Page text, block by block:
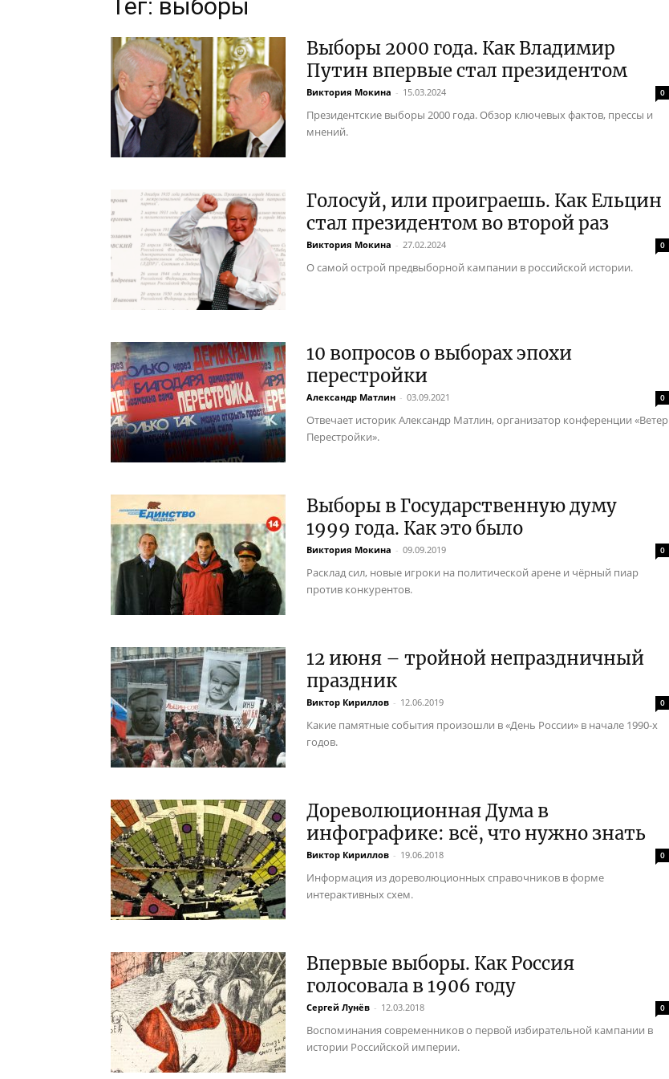
Тег: выборы
Выборы 2000 года. Как Владимир
Путин впервые стал президентом
Виктория Мокина - 15.03.2024 0
Президентские выборы 2000 года. Обзор ключевых фактов, прессы и
мнений.
Голосуй, или проиграешь. Как Ельцин
стал президентом во второй раз
Виктория Мокина - 27.02.2024 0
О самой острой предвыборной кампании в российской истории.
10 вопросов о выборах эпохи
перестройки
Александр Матлин - 03.09.2021 0
Отвечает историк Александр Матлин, организатор конференции «Ветер
Перестройки».
Выборы в Государственную думу
1999 года. Как это было
Виктория Мокина - 09.09.2019 0
Расклад сил, новые игроки на политической арене и чёрный пиар
против конкурентов.
12 июня – тройной непраздничный
праздник
Виктор Кириллов - 12.06.2019 0
Какие памятные события произошли в «День России» в начале 1990-х
годов.
Дореволюционная Дума в
инфографике: всё, что нужно знать
Виктор Кириллов - 19.06.2018 0
Информация из дореволюционных справочников в форме
интерактивных схем.
Впервые выборы. Как Россия
голосовала в 1906 году
Сергей Лунёв - 12.03.2018 0
Воспоминания современников о первой избирательной кампании в
истории Российской империи.